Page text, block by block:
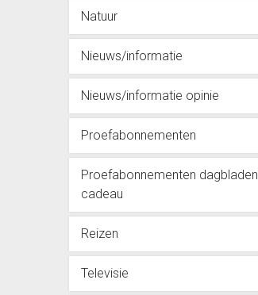
Natuur
Nieuws/informatie
Nieuws/informatie opinie
Proefabonnementen
Proefabonnementen dagbladen
cadeau
Reizen
Televisie